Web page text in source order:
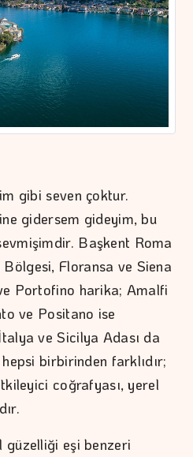
gibi seven çoktur.
gidersem gideyim, bu
Başkent Roma
Floransa ve Siena
Portofino harika; Amalfi
ve Positano ise
ve Sicilya Adası da
birbirinden farklıdır;
coğrafyası, yerel
güzelliği eşi benzeri